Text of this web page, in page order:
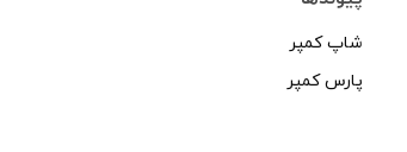
شاپ کمپر
پارس کمپر